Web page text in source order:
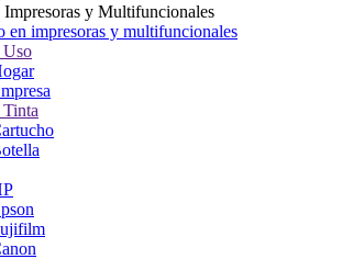
Impresoras y Multifuncionales
en impresoras y multifuncionales
Uso